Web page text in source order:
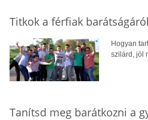
Titkok a férfiak barátságáról
Hogyan
szilárd, jól
Tanítsd meg barátkozni a